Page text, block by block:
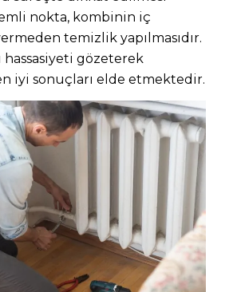
nokta, kombinin iç
temizlik yapılmasıdır.
gözeterek
iyi sonuçları elde etmektedir.